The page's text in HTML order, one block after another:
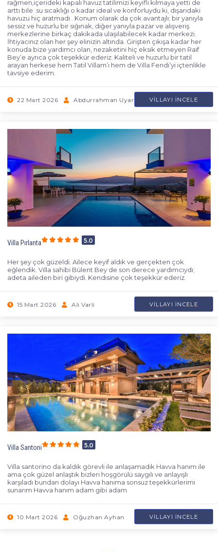
rağmen,içerideki kapalı havuz tatilimizi keyifli kılmaya yetti de
arttı bile .su sıcaklığı o kadar ideal ve konforluydu ki, dışarıdaki
havuzu hiç aratmadı . Konum olarak da çok avantajlı; bir yanıyla
sessiz ve huzurlu bir sığınak, diğer yanıyla pazar ve alışveriş
merkezlerine birkaç dakikada ulaşılabilecek kadar merkezi.
İhtiyacınız olan her şey elinizin altında. Girişten çıkışa kadar her
konuda bize yardımcı olan, nezaketini hiç eksik etmeyen Raif
Bey’e ayrıca çok teşekkür ederiz. Kaliteli ve huzurlu bir tatil
arayan herkese hem Tatil Villam’ı hem de Villa Fendi’yi içtenlikle
tavsiye ederim.
22 Mart 2026 Abdurrahman Uyar VILLAYI İNCELE
Villa Pırlanta 5.0
Her şey çok güzeldi. Ailece keyif aldık ve gerçekten çok
eğlendik. Villa sahibi Bülent Bey de son derece yardımcıydı;
adeta aileden biri gibiydi. Kendisine çok teşekkür ederiz.
15 Mart 2026 Ali Varli VILLAYI İNCELE
Villa Santoni 5.0
Villa santorino da kaldık görevli ile anlaşamadık Havva hanım ile
ama çok güzel anlaştık bizleri hoşgörülü saygılı ve anlayışlı
karşıladı bundan dolayı Havva hanıma sonsuz teşekkürlerimi
sunarım Havva hanım adam gibi adam
10 Mart 2026 Oğuzhan Ayhan VILLAYI İNCELE